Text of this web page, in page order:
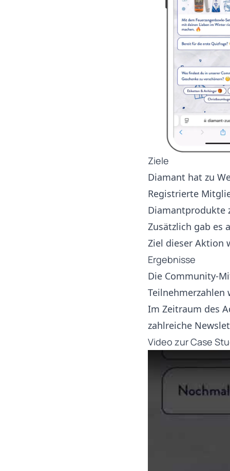
Ziele
Diamant hat zu
Registrierte
Diamantprodukte
Zusätzlich gab es
Ziel dieser Aktion
Ergebnisse
Die Community-
Teilnehmerzahlen
Im Zeitraum des
zahlreiche
Video zur Case